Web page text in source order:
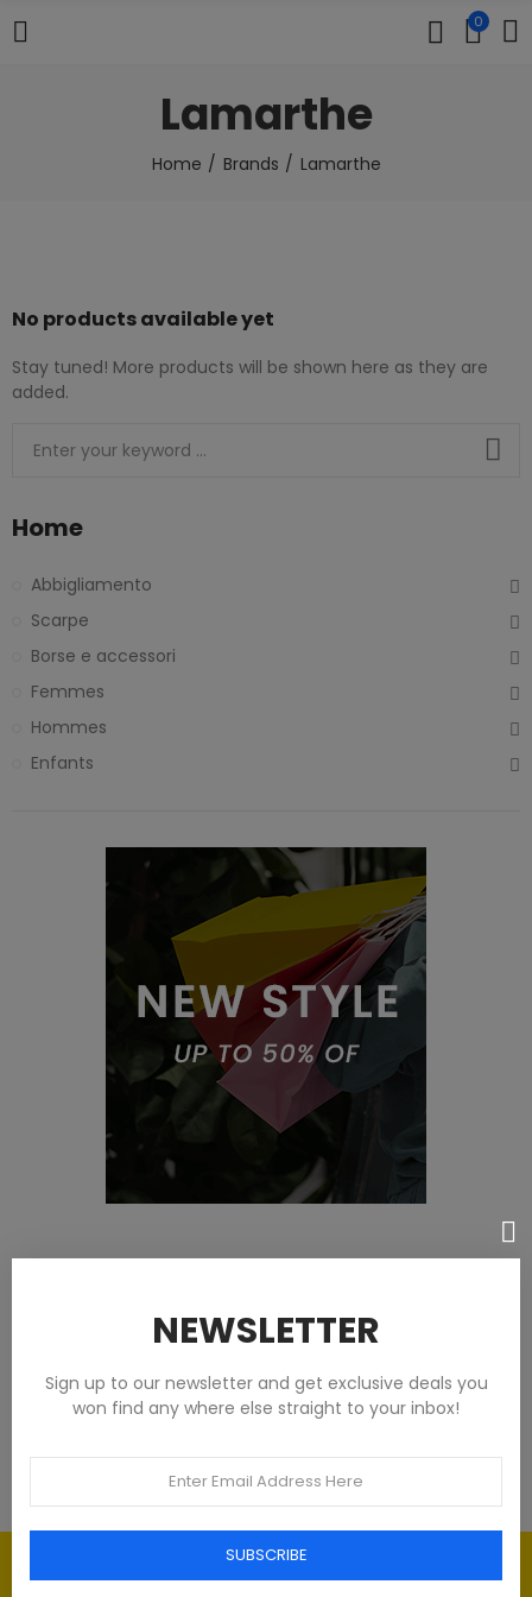
0
Lamarthe
Home Brands Lamarthe
No products available yet
Stay tuned! More products will be shown here as they are
added.
Home
Abbigliamento
Scarpe
Borse e accessori
Femmes
Hommes
Enfants
Tommy Hilfiger Chemises - Homme -
€93.00
Élégance intemporelle : l'art du
NEWSLETTER
Sign up to our newsletter and get exclusive deals you
won find any where else straight to your inbox!
SUBSCRIBE